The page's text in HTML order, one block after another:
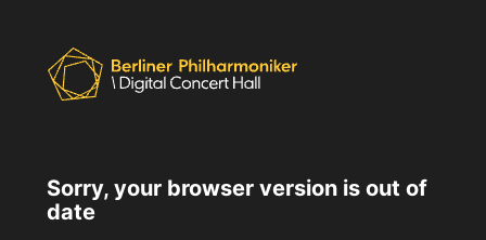
Sorry, your browser version is out of
date